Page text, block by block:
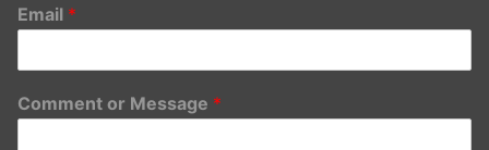
Email *
Comment or Message *